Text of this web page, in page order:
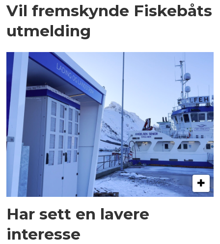
Vil fremskynde Fiskebåts
utmelding
Har sett en lavere
interesse